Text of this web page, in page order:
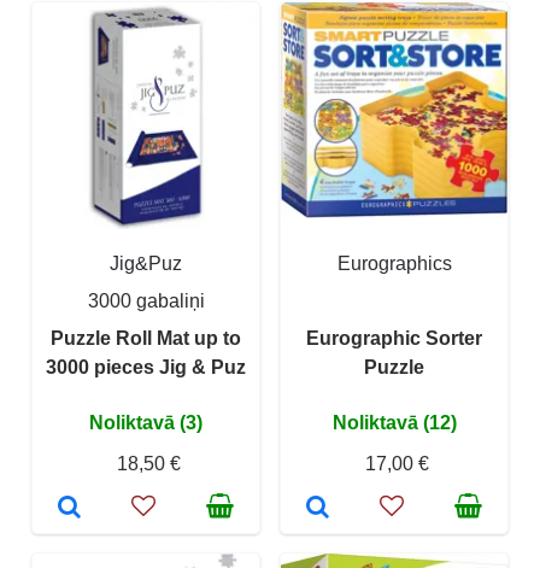
Jig&Puz
3000 gabaliņi
Puzzle Roll Mat up to
3000 pieces Jig & Puz
Noliktavā (3)
18,50 €
Eurographics
Eurographic Sorter
Puzzle
Noliktavā (12)
17,00 €